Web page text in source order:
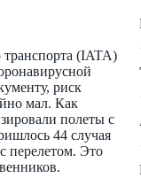
(IATA)
риск
мал. Как
полеты с
44 случая
перелетом. Это